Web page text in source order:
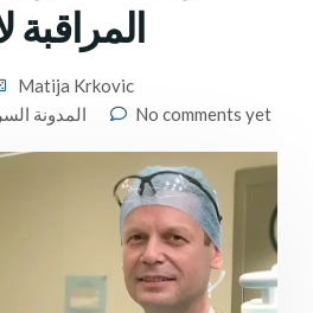
المراقبة
Matija Krkovic
المدونة
No comments yet